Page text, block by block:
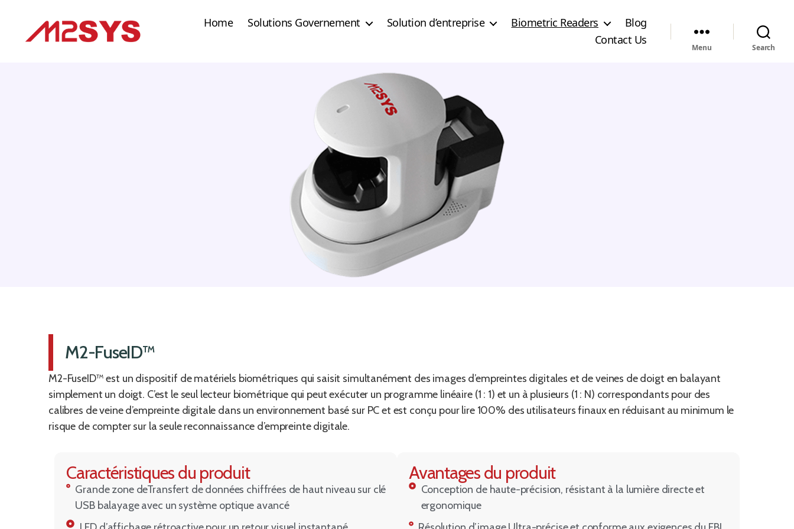
Home Solutions Governement Solution d’entreprise Biometric Readers
Blog
Contact Us
Menu Search
M2-FuseID™
M2-FuseID™ est un dispositif de matériels biométriques qui saisit simultanément des images d’empreintes digitales et de veines de doigt en balayant
simplement un doigt. C’est le seul lecteur biométrique qui peut exécuter un programme linéaire (1 : 1) et un à plusieurs (1 : N) correspondants pour des
calibres de veine d’empreinte digitale dans un environnement basé sur PC et est conçu pour lire 100% des utilisateurs finaux en réduisant au minimum le
risque de compter sur la seule reconnaissance d’empreinte digitale.
Caractéristiques du produit
Grande zone deTransfert de données chiffrées de haut niveau sur clé
USB balayage avec un système optique avancé
Avantages du produit
Conception de haute-précision, résistant à la lumière directe et
ergonomique